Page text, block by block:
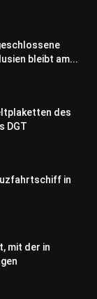
bleibt am...
des
DGT
in
mit der in